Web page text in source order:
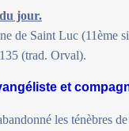
jour.
de Saint Luc (11ème
(trad. Orval).
et
les ténèbres